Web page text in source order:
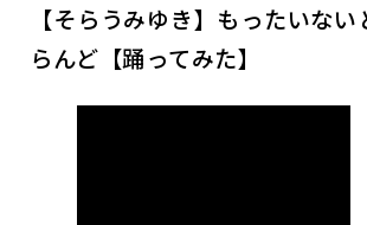
【そらうみゆき】もったいない
らんど【踊ってみた】